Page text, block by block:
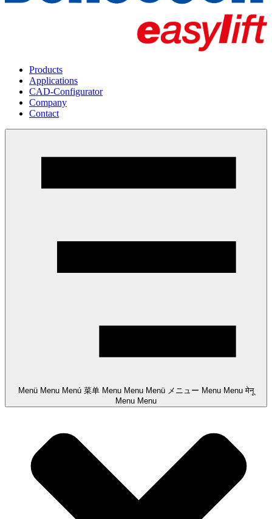
Products
Applications
CAD-Configurator
Company
Contact
Menü Menu Menú 菜单 Menu Menu Menü メニュー Menu Menu मेनू
Menu Menu